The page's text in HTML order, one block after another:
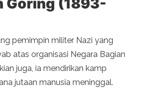
pemimpin militer Nazi yang
atas organisasi Negara Bagian
juga, ia mendirikan kamp
jutaan manusia meninggal.